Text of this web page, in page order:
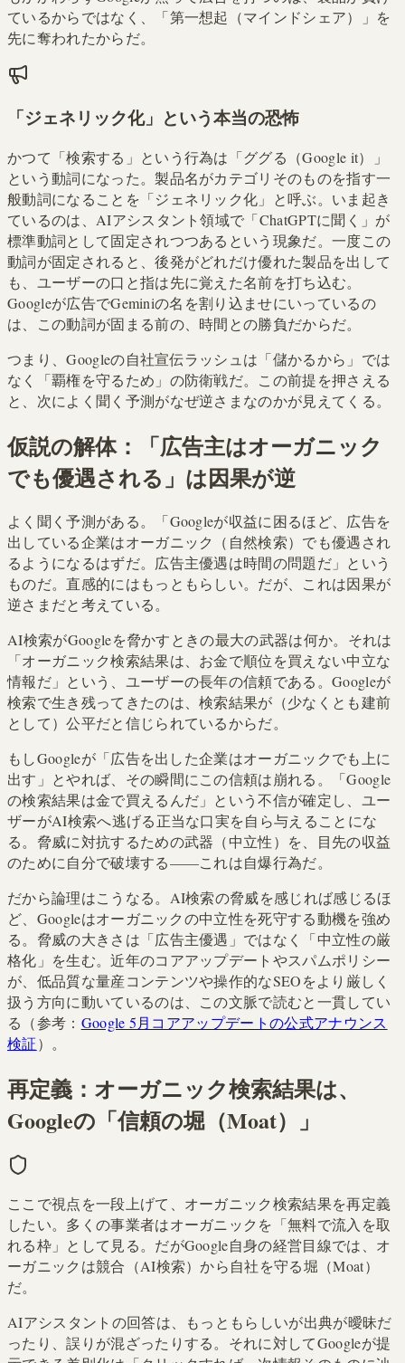
ているからではなく、「第一想起（マインドシェア）」を
先に奪われたからだ。
「ジェネリック化」という本当の恐怖
かつて「検索する」という行為は「ググる（Google it）」
という動詞になった。製品名がカテゴリそのものを指す一
般動詞になることを「ジェネリック化」と呼ぶ。いま起き
ているのは、AIアシスタント領域で「ChatGPTに聞く」が
標準動詞として固定されつつあるという現象だ。一度この
動詞が固定されると、後発がどれだけ優れた製品を出して
も、ユーザーの口と指は先に覚えた名前を打ち込む。
Googleが広告でGeminiの名を割り込ませにいっているの
は、この動詞が固まる前の、時間との勝負だからだ。
つまり、Googleの自社宣伝ラッシュは「儲かるから」では
なく「覇権を守るため」の防衛戦だ。この前提を押さえる
と、次によく聞く予測がなぜ逆さまなのかが見えてくる。
仮説の解体：「広告主はオーガニック
でも優遇される」は因果が逆
よく聞く予測がある。「Googleが収益に困るほど、広告を
出している企業はオーガニック（自然検索）でも優遇され
るようになるはずだ。広告主優遇は時間の問題だ」という
ものだ。直感的にはもっともらしい。だが、これは因果が
逆さまだと考えている。
AI検索がGoogleを脅かすときの最大の武器は何か。それは
「オーガニック検索結果は、お金で順位を買えない中立な
情報だ」という、ユーザーの長年の信頼である。Googleが
検索で生き残ってきたのは、検索結果が（少なくとも建前
として）公平だと信じられているからだ。
もしGoogleが「広告を出した企業はオーガニックでも上に
出す」とやれば、その瞬間にこの信頼は崩れる。「Google
の検索結果は金で買えるんだ」という不信が確定し、ユー
ザーがAI検索へ逃げる正当な口実を自ら与えることにな
る。脅威に対抗するための武器（中立性）を、目先の収益
のために自分で破壊する——これは自爆行為だ。
だから論理はこうなる。AI検索の脅威を感じれば感じるほ
ど、Googleはオーガニックの中立性を死守する動機を強め
る。脅威の大きさは「広告主優遇」ではなく「中立性の厳
格化」を生む。近年のコアアップデートやスパムポリシー
が、低品質な量産コンテンツや操作的なSEOをより厳しく
扱う方向に動いているのは、この文脈で読むと一貫してい
る（参考： Google 5月コアアップデートの公式アナウンス
検証）。
再定義：オーガニック検索結果は、
Googleの「信頼の堀（Moat）」
ここで視点を一段上げて、オーガニック検索結果を再定義
したい。多くの事業者はオーガニックを「無料で流入を取
れる枠」として見る。だがGoogle自身の経営目線では、オ
ーガニックは競合（AI検索）から自社を守る堀（Moat）
だ。
AIアシスタントの回答は、もっともらしいが出典が曖昧だ
ったり、誤りが混ざったりする。それに対してGoogleが提